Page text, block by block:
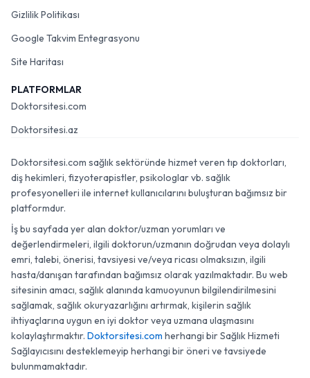
Gizlilik Politikası
Google Takvim Entegrasyonu
Site Haritası
PLATFORMLAR
Doktorsitesi.com
Doktorsitesi.az
Doktorsitesi.com sağlık sektöründe hizmet veren tıp doktorları,
diş hekimleri, fizyoterapistler, psikologlar vb. sağlık
profesyonelleri ile internet kullanıcılarını buluşturan bağımsız bir
platformdur.
İş bu sayfada yer alan doktor/uzman yorumları ve
değerlendirmeleri, ilgili doktorun/uzmanın doğrudan veya dolaylı
emri, talebi, önerisi, tavsiyesi ve/veya ricası olmaksızın, ilgili
hasta/danışan tarafından bağımsız olarak yazılmaktadır. Bu web
sitesinin amacı, sağlık alanında kamuoyunun bilgilendirilmesini
sağlamak, sağlık okuryazarlığını artırmak, kişilerin sağlık
ihtiyaçlarına uygun en iyi doktor veya uzmana ulaşmasını
kolaylaştırmaktır. Doktorsitesi.com herhangi bir Sağlık Hizmeti
Sağlayıcısını desteklemeyip herhangi bir öneri ve tavsiyede
bulunmamaktadır.